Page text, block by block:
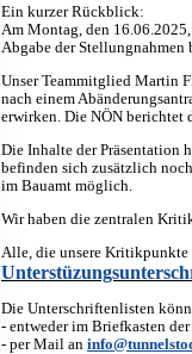
Ein kurzer Rückblick:
Am Montag, den
Abgabe der Stellungnahmen
Unser Teammitglied Martin
nach einem
erwirken. Die NÖN berichtet
Die Inhalte der Präsentation
befinden sich zusätzlich
im Bauamt möglich.
Wir haben die zentralen
Alle, die unsere
Die Unterschriftenlisten
- entweder im Briefkasten
- per Mail an